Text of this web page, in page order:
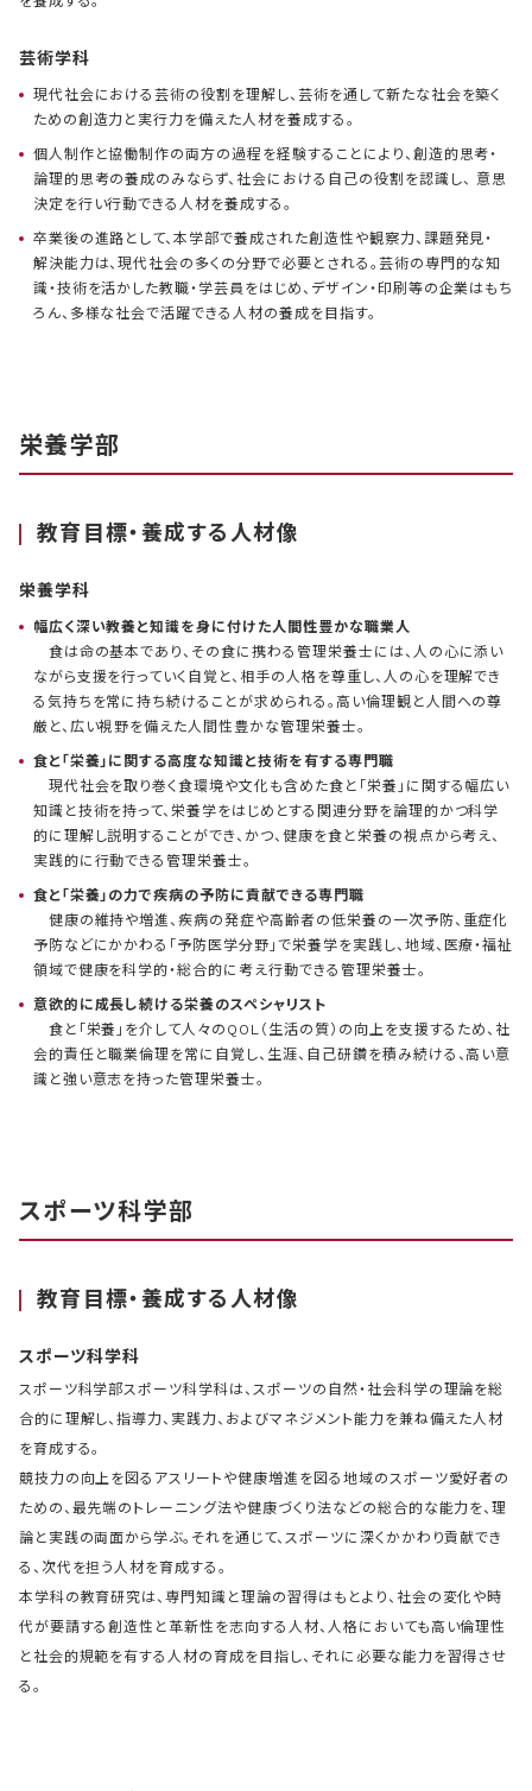
芸術学科
現代社会における芸術の役割を理解し、芸術を通して新たな社会を築く
ための創造力と実行力を備えた人材を養成する。
個人制作と協働制作の両方の過程を経験することにより、創造的思考・
論理的思考の養成のみならず、社会における自己の役割を認識し、 意思
決定を行い行動できる人材を養成する。
卒業後の進路として、本学部で養成された創造性や観察力、課題発見・
解決能力は、現代社会の多くの分野で必要とされる。芸術の専門的な知
識・技術を活かした教職・学芸員をはじめ、デザイン・印刷等の企業はもち
ろん、多様な社会で活躍できる人材の養成を目指す。
栄養学部
教育目標・養成する人材像
栄養学科
幅広く深い教養と知識を身に付けた人間性豊かな職業人
食は命の基本であり、その食に携わる管理栄養士には、人の心に添い
ながら支援を行っていく自覚と、相手の人格を尊重し、人の心を理解でき
る気持ちを常に持ち続けることが求められる。高い倫理観と人間への尊
厳と、広い視野を備えた人間性豊かな管理栄養士。
食と「栄養」に関する高度な知識と技術を有する専門職
現代社会を取り巻く食環境や文化も含めた食と「栄養」に関する幅広い
知識と技術を持って、栄養学をはじめとする関連分野を論理的かつ科学
的に理解し説明することができ、かつ、健康を食と栄養の視点から考え、
実践的に行動できる管理栄養士。
食と「栄養」の力で疾病の予防に貢献できる専門職
健康の維持や増進、疾病の発症や高齢者の低栄養の一次予防、重症化
予防などにかかわる「予防医学分野」で栄養学を実践し、地域、医療・福祉
領域で健康を科学的・総合的に考え行動できる管理栄養士。
意欲的に成長し続ける栄養のスペシャリスト
食と「栄養」を介して人々のQOL（生活の質）の向上を支援するため、社
会的責任と職業倫理を常に自覚し、生涯、自己研鑽を積み続ける、高い意
識と強い意志を持った管理栄養士。
スポーツ科学部
教育目標・養成する人材像
スポーツ科学科
スポーツ科学部スポーツ科学科は、スポーツの自然・社会科学の理論を総
合的に理解し、指導力、実践力、およびマネジメント能力を兼ね備えた人材
を育成する。
競技力の向上を図るアスリートや健康増進を図る地域のスポーツ愛好者の
ための、最先端のトレーニング法や健康づくり法などの総合的な能力を、理
論と実践の両面から学ぶ。それを通じて、スポーツに深くかかわり貢献でき
る、次代を担う人材を育成する。
本学科の教育研究は、専門知識と理論の習得はもとより、社会の変化や時
代が要請する創造性と革新性を志向する人材、人格においても高い倫理性
と社会的規範を有する人材の育成を目指し、それに必要な能力を習得させ
る。